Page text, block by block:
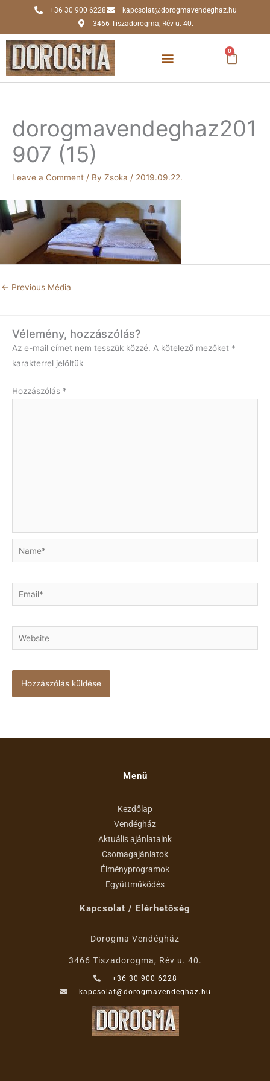
content
+36 30 900 6228
kapcsolat@dorogmavendeghaz.hu
3466 Tiszadorogma, Rév u. 40.
0
Kosár
dorogmavendeghaz201
907 (15)
Leave a Comment / By Zsoka / 2019.09.22.
← Previous Média
Vélemény, hozzászólás?
Az e-mail címet nem tesszük közzé. A kötelező mezőket *
karakterrel jelöltük
Hozzászólás *
Name*
Email*
Website
Menü
Kezdőlap
Vendégház
Aktuális ajánlataink
Csomagajánlatok
Élményprogramok
Együttműködés
Kapcsolat / Elérhetőség
Dorogma Vendégház
3466 Tiszadorogma, Rév u. 40.
+36 30 900 6228
kapcsolat@dorogmavendeghaz.hu